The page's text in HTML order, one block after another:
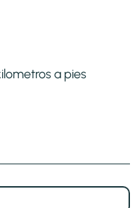
a pies